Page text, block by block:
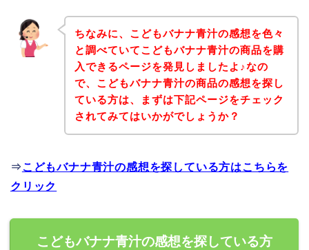
ちなみに、こどもバナナ青汁の感想を色々
と調べていてこどもバナナ青汁の商品を購
入できるページを発見しましたよ♪なの
で、こどもバナナ青汁の商品の感想を探し
ている方は、まずは下記ページをチェック
されてみてはいかがでしょうか？
⇒ こどもバナナ青汁の感想を探している方はこちらを
クリック
こどもバナナ青汁の感想を探している方